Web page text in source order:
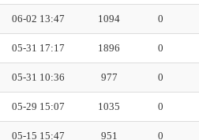
06-02 13:47 1094 0
05-31 17:17 1896 0
05-31 10:36 977 0
05-29 15:07 1035 0
05-15 15:47 951 0